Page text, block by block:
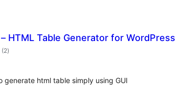
HTML Table Generator for WordPress
(2전
체)
generate html table simply using GUI